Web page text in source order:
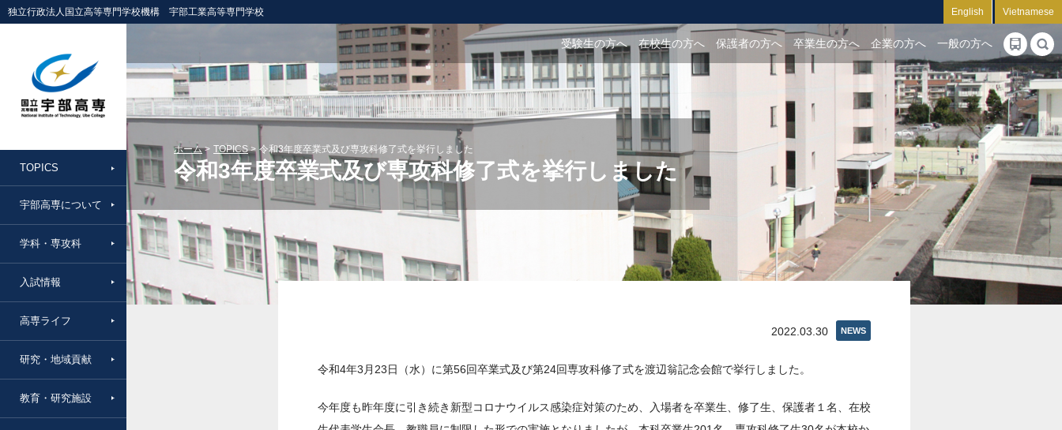
独立行政法人国立高等専門学校機構 宇部工業高等専門学校 English Vietnamese
TOPICS
宇部高専について
学科・専攻科
入試情報
高専ライフ
研究・地域貢献
教育・研究施設
受験生の方へ 在校生の方へ 保護者の方へ 卒業生の方へ 企業の方へ 一般の方へ
ホーム TOPICS 令和3年度卒業式及び専攻科修了式を挙行しました
令和3年度卒業式及び専攻科修了式を挙行しました
NEWS
2022.03.30
令和4年3月23日（水）に第56回卒業式及び第24回専攻科修了式を渡辺翁記念会館で挙行しました。
今年度も昨年度に引き続き新型コロナウイルス感染症対策のため、入場者を卒業生、修了生、保護者１名、在校